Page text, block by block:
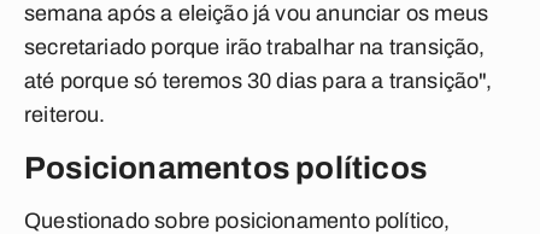
semana após a eleição já vou anunciar os meus
secretariado porque irão trabalhar na transição,
até porque só teremos 30 dias para a transição",
reiterou.
Posicionamentos políticos
Questionado sobre posicionamento político,